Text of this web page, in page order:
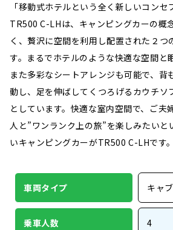
「移動式ホテルという全く新しいコン
TR500 C-LHは、キャンピングカーの概
く、贅沢に空間を利用し配置された２つ
す。まるでホテルのような快適な空間と
また多彩なシートアレンジも可能で、背
動し、足を伸ばしてくつろげるカウチソ
としています。快適な室内空間で、ご夫
人と”ワンランク上の旅”を楽しみたいと
いキャンピングカーがTR500 C-LHです。
車両タイプ キャ
乗車人数 4